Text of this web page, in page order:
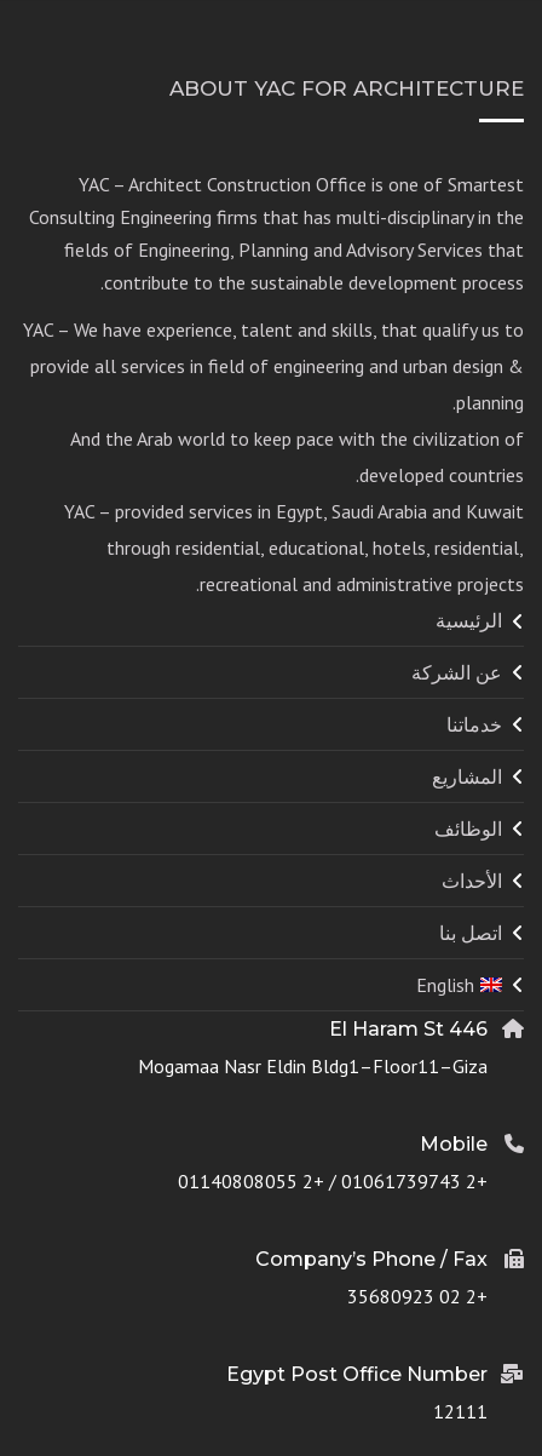
ABOUT YAC FOR ARCHITECTURE
YAC – Architect Construction Office is one of Smartest
Consulting Engineering firms that has multi-disciplinary in the
fields of Engineering, Planning and Advisory Services that
contribute to the sustainable development process.
YAC – We have experience, talent and skills, that qualify us to
provide all services in field of engineering and urban design &
planning.
And the Arab world to keep pace with the civilization of
developed countries.
YAC – provided services in Egypt, Saudi Arabia and Kuwait
through residential, educational, hotels, residential,
recreational and administrative projects.
الرئيسية
عن الشركة
خدماتنا
المشاريع
الوظائف
الأحداث
اتصل بنا
English
446 El Haram St
Mogamaa Nasr Eldin Bldg1–Floor11–Giza
Mobile
+2 01061739743 / +2 01140808055
Company’s Phone / Fax
+2 02 35680923
Egypt Post Office Number
12111